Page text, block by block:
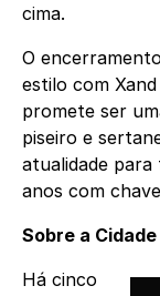
cima.
O
estilo com
promete ser
piseiro e
atualidade para
anos com
Sobre a
Há cinco